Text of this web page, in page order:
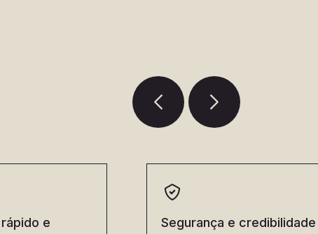
e
Segurança e credibilidade